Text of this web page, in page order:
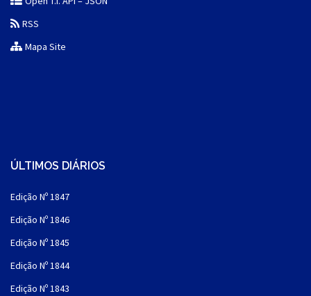
RSS
Mapa Site
ÚLTIMOS DIÁRIOS
Edição Nº 1847
Edição Nº 1846
Edição Nº 1845
Edição Nº 1844
Edição Nº 1843